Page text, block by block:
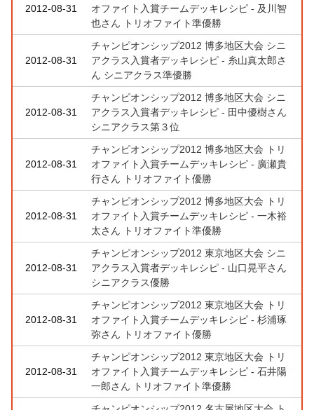
2012-08-31
オファイト入賞チームデッキレシピ - 及川智
也さん トリオファイト準優勝
2012-08-31
チャンピオンシップ2012 博多地区大会 シニ
アクラス入賞者デッキレシピ - 糸山真太郎さ
ん シニアクラス準優勝
2012-08-31
チャンピオンシップ2012 博多地区大会 シニ
アクラス入賞者デッキレシピ - 田中優樹さん
シニアクラス第３位
2012-08-31
チャンピオンシップ2012 博多地区大会 トリ
オファイト入賞チームデッキレシピ - 廣瀬貴
行さん トリオファイト優勝
2012-08-31
チャンピオンシップ2012 博多地区大会 トリ
オファイト入賞チームデッキレシピ - 一木裕
太さん トリオファイト準優勝
2012-08-31
チャンピオンシップ2012 東京地区大会 シニ
アクラス入賞者デッキレシピ - 山口晃平さん
シニアクラス優勝
2012-08-31
チャンピオンシップ2012 東京地区大会 トリ
オファイト入賞チームデッキレシピ - 杉浦琢
弥さん トリオファイト優勝
2012-08-31
チャンピオンシップ2012 東京地区大会 トリ
オファイト入賞チームデッキレシピ - 石井陽
一郎さん トリオファイト準優勝